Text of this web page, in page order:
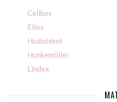
Cellbes
Ellos
Hudoteket
Hunkemöller
Lindex